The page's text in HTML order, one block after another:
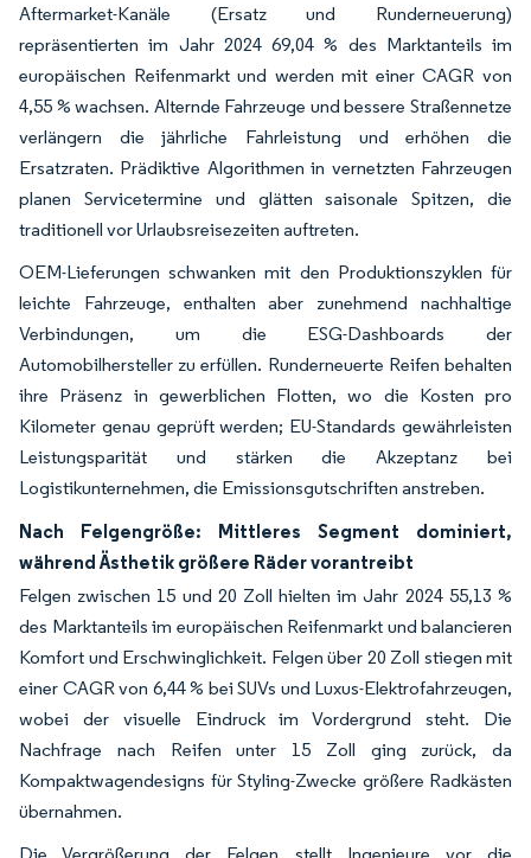
Aftermarket-Kanäle (Ersatz und Runderneuerung)
repräsentierten im Jahr 2024 69,04 % des Marktanteils im
europäischen Reifenmarkt und werden mit einer CAGR von
4,55 % wachsen. Alternde Fahrzeuge und bessere Straßennetze
verlängern die jährliche Fahrleistung und erhöhen die
Ersatzraten. Prädiktive Algorithmen in vernetzten Fahrzeugen
planen Servicetermine und glätten saisonale Spitzen, die
traditionell vor Urlaubsreisezeiten auftreten.
OEM-Lieferungen schwanken mit den Produktionszyklen für
leichte Fahrzeuge, enthalten aber zunehmend nachhaltige
Verbindungen, um die ESG-Dashboards der
Automobilhersteller zu erfüllen. Runderneuerte Reifen behalten
ihre Präsenz in gewerblichen Flotten, wo die Kosten pro
Kilometer genau geprüft werden; EU-Standards gewährleisten
Leistungsparität und stärken die Akzeptanz bei
Logistikunternehmen, die Emissionsgutschriften anstreben.
Nach Felgengröße: Mittleres Segment dominiert,
während Ästhetik größere Räder vorantreibt
Felgen zwischen 15 und 20 Zoll hielten im Jahr 2024 55,13 %
des Marktanteils im europäischen Reifenmarkt und balancieren
Komfort und Erschwinglichkeit. Felgen über 20 Zoll stiegen mit
einer CAGR von 6,44 % bei SUVs und Luxus-Elektrofahrzeugen,
wobei der visuelle Eindruck im Vordergrund steht. Die
Nachfrage nach Reifen unter 15 Zoll ging zurück, da
Kompaktwagendesigns für Styling-Zwecke größere Radkästen
übernahmen.